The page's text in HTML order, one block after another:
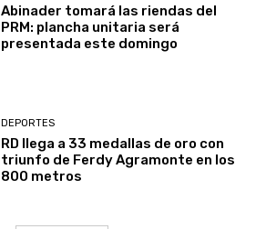
Abinader tomará las riendas del
PRM: plancha unitaria será
presentada este domingo
DEPORTES
RD llega a 33 medallas de oro con
triunfo de Ferdy Agramonte en los
800 metros